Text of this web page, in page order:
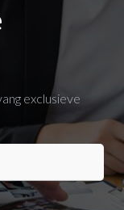
exclusieve